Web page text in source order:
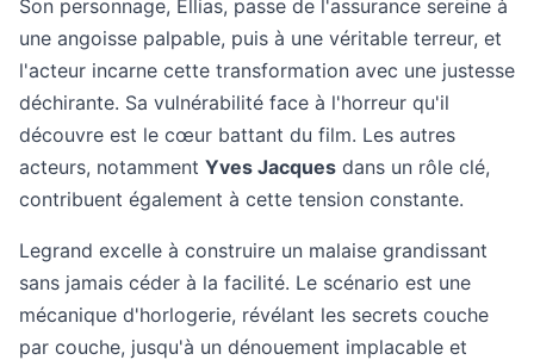
Son personnage, Ellias, passe de l'assurance sereine à
une angoisse palpable, puis à une véritable terreur, et
l'acteur incarne cette transformation avec une justesse
déchirante. Sa vulnérabilité face à l'horreur qu'il
découvre est le cœur battant du film. Les autres
acteurs, notamment Yves Jacques dans un rôle clé,
contribuent également à cette tension constante.
Legrand excelle à construire un malaise grandissant
sans jamais céder à la facilité. Le scénario est une
mécanique d'horlogerie, révélant les secrets couche
par couche, jusqu'à un dénouement implacable et